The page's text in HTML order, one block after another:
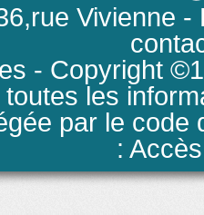
Vivienne -
- Copyright
les
par le code
: